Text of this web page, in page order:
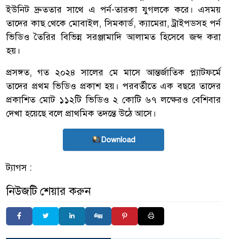
ইউনিট দ্রুততার সাথে এ পর্ন-তারকা যুগলকে করে। এসময়
তাদের কাছ থেকে মোবাইল, সিমকার্ড, ক্যামেরা, ট্রাইপডসহ পর্ন
ভিডিও তৈরির বিভিন্ন সরঞ্জামাদি আলামত হিসেবে জব্দ করা
হয়।
প্রসঙ্গত, গত ২০২৪ সালের মে মাসে আন্তর্জাতিক প্ল্যাটফর্মে
তাদের প্রথম ভিডিও প্রকাশ হয়। পরবর্তীতে এক বছরে তাদের
প্রকাশিত মোট ১১২টি ভিডিও ২ কোটি ৬৭ লক্ষেরও বেশিবার
দেখা হয়েছে বলে প্রাথমিক তদন্তে উঠে আসে।
Download
ট্যাগস :
নিউজটি শেয়ার করুন